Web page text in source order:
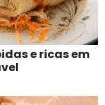
e ricas em